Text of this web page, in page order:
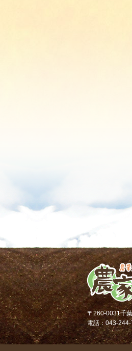
〒260-0031千
電話：043-